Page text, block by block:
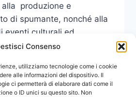
Consenso
utilizziamo tecnologie come i cookie
alle informazioni del dispositivo. Il
ci permetterà di elaborare dati come il
o ID unici su questo sito. Non
alla produzione e
di spumante, nonché alla
eventi culturali ed